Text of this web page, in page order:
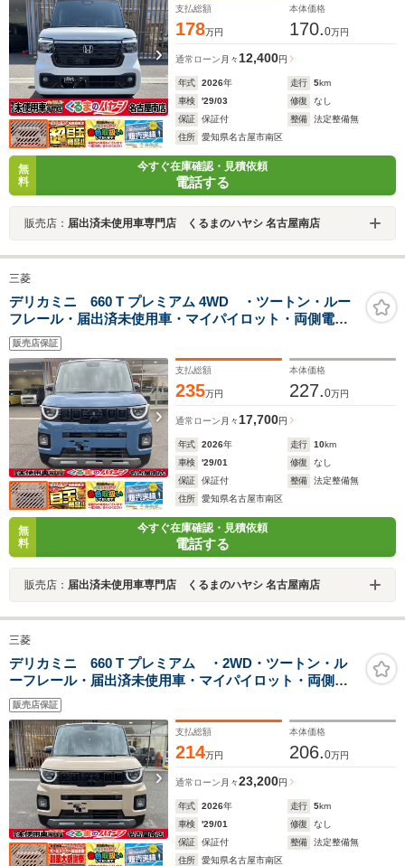
支払総額
178万円
本体価格
170.0万円
通常ローン 月々 12,400円
年式 2026年 走行 5km
車検
'29/03 修復
なし
保証
保証付 整備
法定整備無
住所
愛知県名古屋市南区
無
料
今すぐ在庫確認・見積依頼
電話する
販売店： 届出済未使用車専門店 くるまのハヤシ 名古屋南店
三菱
デリカミニ 660 T プレミアム 4WD ・ツートン・ルー
フレール・届出済未使用車・マイパイロット・両側電動
スライドドア・シートバックテーブル・アラウンドモニ
ター・15インチアルミホイール・サーキュレーター・シ
ートバックテーブル
販売店保証
支払総額
235万円
本体価格
227.0万円
通常ローン 月々 17,700円
年式 2026年 走行 10km
車検
'29/01 修復
なし
保証
保証付 整備
法定整備無
住所
愛知県名古屋市南区
無
料
今すぐ在庫確認・見積依頼
電話する
販売店： 届出済未使用車専門店 くるまのハヤシ 名古屋南店
三菱
デリカミニ 660 T プレミアム ・2WD・ツートン・ル
ーフレール・届出済未使用車・マイパイロット・両側電
動スライドドア・シートバックテーブル・アラウンドモ
ニター・14インチアルミホイール・サーキュレーター・
シートバックテーブル
販売店保証
支払総額
214万円
本体価格
206.0万円
通常ローン 月々23,200円
年式 2026年 走行 5km
車検
'29/01 修復
なし
保証
保証付 整備
法定整備無
住所
愛知県名古屋市南区